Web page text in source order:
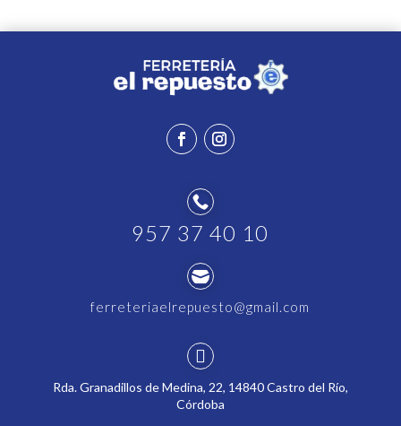

957 37 40 10

ferreteriaelrepuesto@gmail.com

Rda. Granadillos de Medina, 22, 14840 Castro del Río,
Córdoba